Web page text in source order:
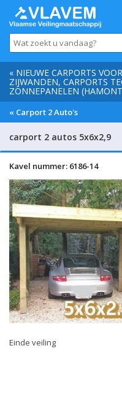
« NIEUWE CARPORTS
ZIJWANDEN, CARPORTS
ZONNEPANELEN
« Carport 2 Auto's
carport 2 autos 5x6x2,9
Kavel nummer: 6186-14
Einde veiling